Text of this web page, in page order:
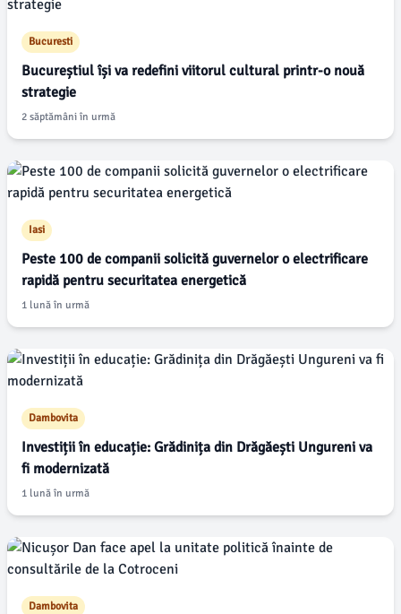
Bucuresti
Bucureștiul își va redefini viitorul cultural printr-o nouă
strategie
2 săptămâni în urmă
Iasi
Peste 100 de companii solicită guvernelor o electrificare
rapidă pentru securitatea energetică
1 lună în urmă
Dambovita
Investiții în educație: Grădinița din Drăgăești Ungureni va
fi modernizată
1 lună în urmă
Dambovita